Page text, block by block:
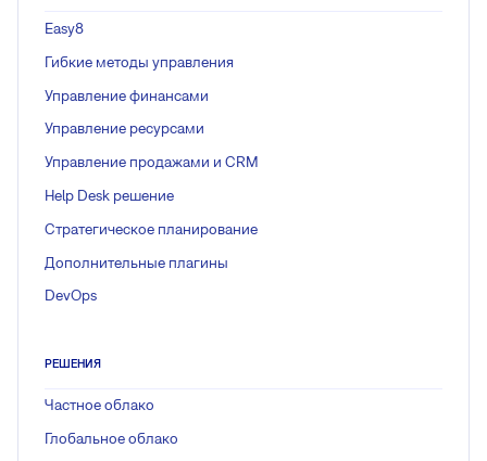
Easy8
Гибкие методы управления
Управление финансами
Управление ресурсами
Управление продажами и CRM
Help Desk решение
Стратегическое планирование
Дополнительные плагины
DevOps
РЕШЕНИЯ
Частное облако
Глобальное облако